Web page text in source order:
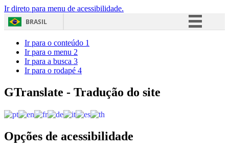
Ir direto para menu de acessibilidade.
BRASIL
Acesso à informação
Ir para o conteúdo 1
Ir para o menu 2
Ir para a busca 3
Ir para o rodapé 4
GTranslate - Tradução do site
Opções de acessibilidade